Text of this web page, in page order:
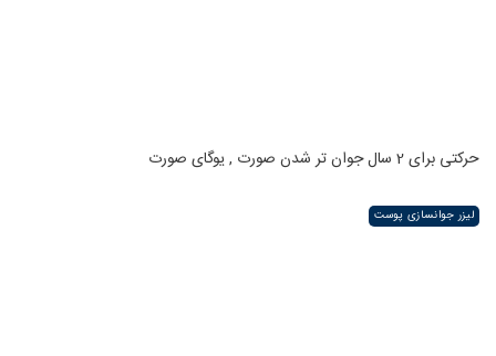
حرکتی برای 2 سال جوان تر شدن صورت , یوگای صورت
لیزر جوانسازی پوست